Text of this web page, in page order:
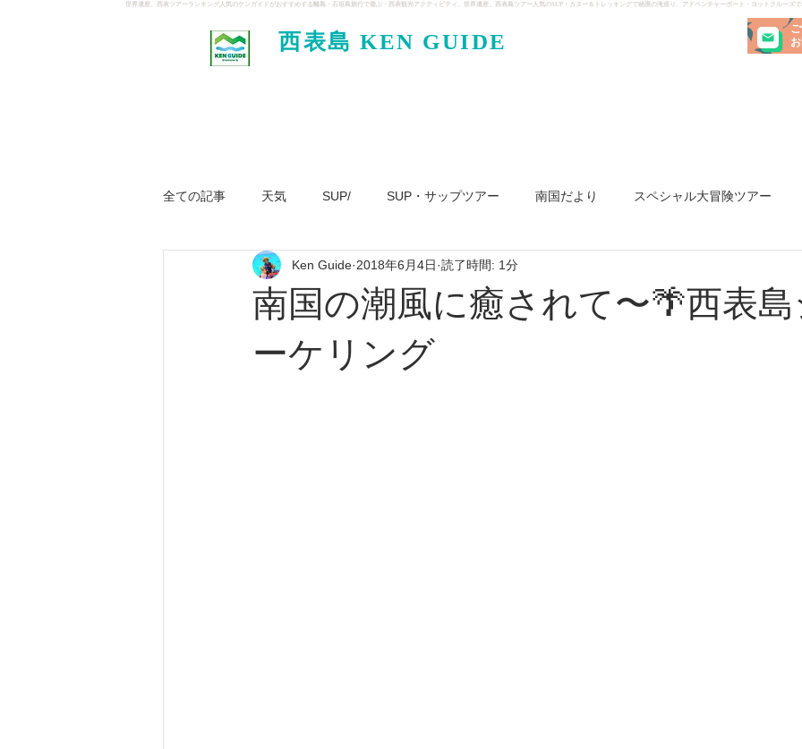
世界遺産、西表ツアーランキング人気のケンガイドがおすすめする離島・石垣島旅行で遊ぶ・西表観光アクティビティ、世界遺産、西表島ツアー人気のSUP・カヌー＆トレッキングで秘境の滝巡り、アドベンチャーボート・ヨットクルーズ
西表島 KEN GUIDE
全ての記事 天気 SUP/ SUP・サップツアー 南国だより スペシャル大冒険ツアー
ジャングル大冒険ツアー パナリ島 ヨット
南国の潮風に癒されて〜🌴西表島
ーケリング
Ken Guide 2018年6月4日 読了時間: 1分